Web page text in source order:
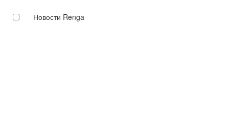
Новости Renga